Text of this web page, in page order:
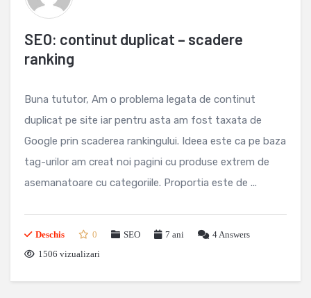
SEO: continut duplicat – scadere
ranking
Buna tututor, Am o problema legata de continut
duplicat pe site iar pentru asta am fost taxata de
Google prin scaderea rankingului. Ideea este ca pe baza
tag-urilor am creat noi pagini cu produse extrem de
asemanatoare cu categoriile. Proportia este de ...
Deschis 0 SEO 7 ani 4Answers
1506 vizualizari